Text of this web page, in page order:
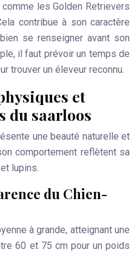
les Golden Retrievers
contribue à son caractère
se renseigner avant son
il faut prévoir un temps de
trouver un éleveur reconnu.
et
du saarloos
une beauté naturelle et
comportement reflètent sa
lupins.
du Chien-
à grande, atteignant une
60 et 75 cm pour un poids